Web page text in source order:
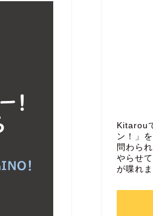
Kitarou
ン！」
問わら
やらせ
が喋れま